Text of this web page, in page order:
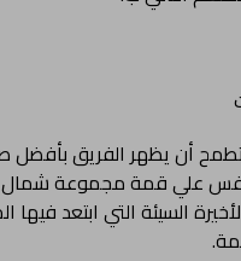
تطمح أن يظهر الفريق
علي قمة مجموعة شمال
السيئة التي ابتعد فيها